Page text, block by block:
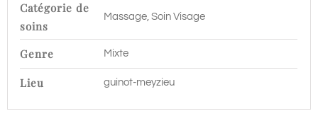
Catégorie de
soins
Massage, Soin Visage
Genre Mixte
Lieu guinot-meyzieu